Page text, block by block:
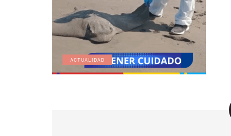
ACTUALIDAD